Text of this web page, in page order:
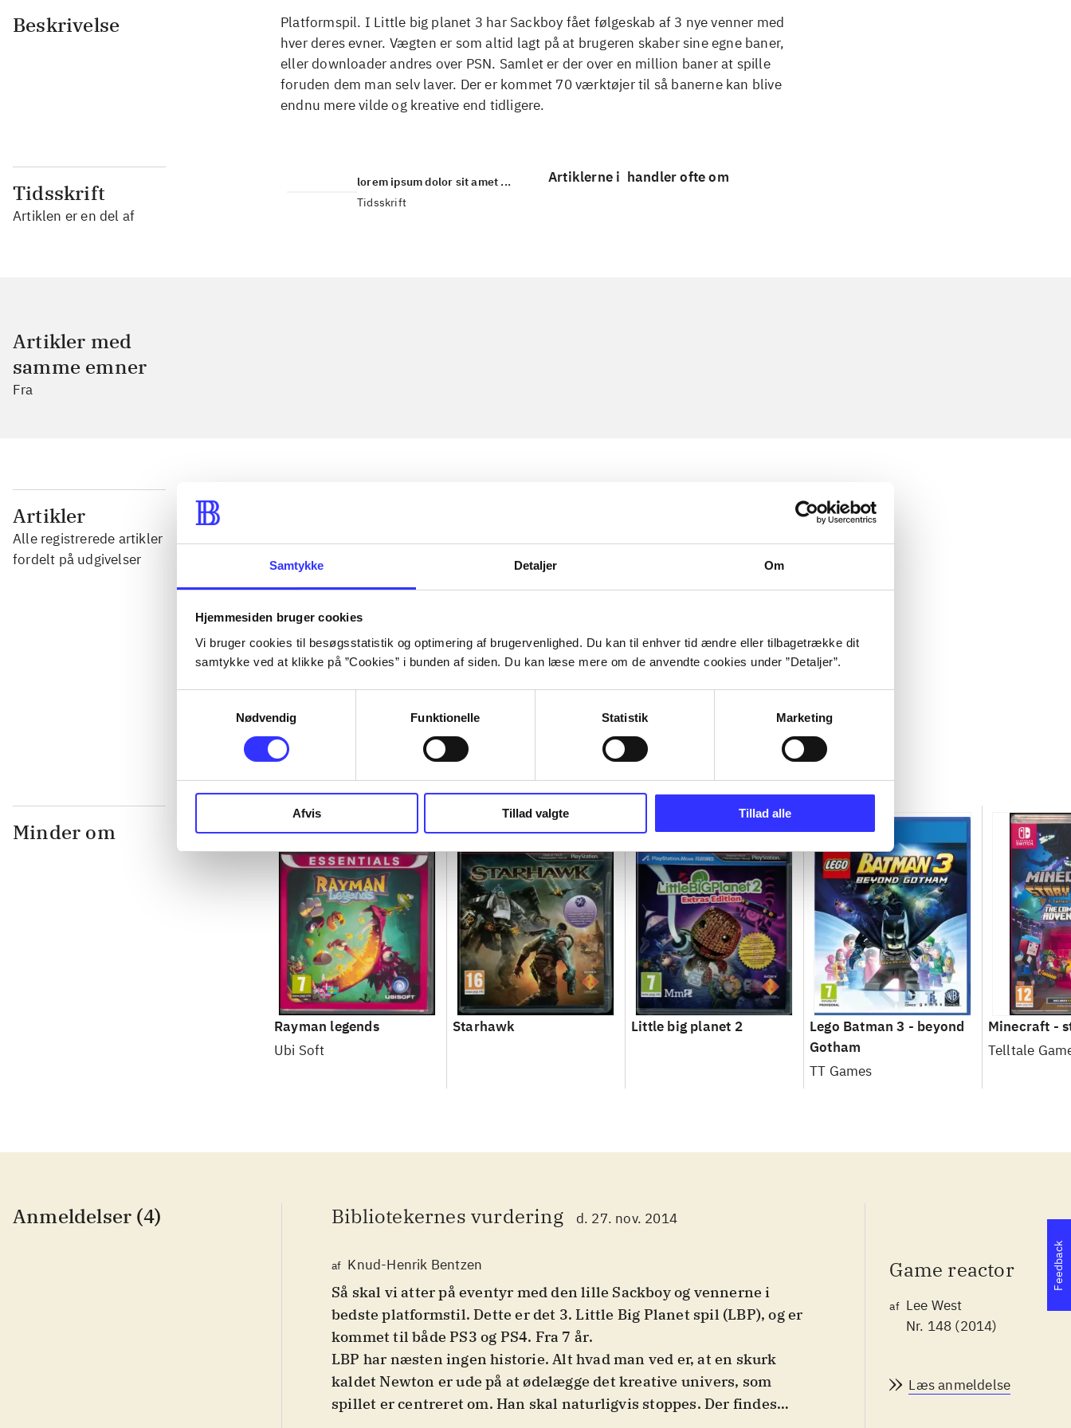
Samtykke Detaljer Om
Hjemmesiden bruger cookies
Vi bruger cookies til besøgsstatistik og optimering af brugervenlighed. Du kan til enhver tid ændre eller tilbagetrække dit
samtykke ved at klikke på ”Cookies” i bunden af siden. Du kan læse mere om de anvendte cookies under ”Detaljer”.
Nødvendig
Funktionelle Statistik Marketing
Afvis Tillad valgte Tillad alle
Beskrivelse
Platformspil. I Little big planet 3 har Sackboy fået følgeskab af 3 nye venner med
hver deres evner. Vægten er som altid lagt på at brugeren skaber sine egne baner,
eller downloader andres over PSN. Samlet er der over en million baner at spille
foruden dem man selv laver. Der er kommet 70 værktøjer til så banerne kan blive
endnu mere vilde og kreative end tidligere.
Tidsskrift
Artiklen er en del af
lorem ipsum dolor sit amet ...
Tidsskrift
Artiklerne i handler ofte om
Artikler med
samme emner
Fra
Artikler
Alle registrerede artikler
fordelt på udgivelser
...
...
Minder om
Rayman legends
Ubi Soft
Starhawk Little big planet 2
Lego Batman 3 - beyond
Gotham
TT Games
Minecraft -
Telltale
Anmeldelser (4) Bibliotekernes vurdering d. 27. nov. 2014
af Knud-Henrik Bentzen
Så skal vi atter på eventyr med den lille Sackboy og vennerne i
bedste platformstil. Dette er det 3. Little Big Planet spil (LBP), og er
kommet til både PS3 og PS4. Fra 7 år.
LBP har næsten ingen historie. Alt hvad man ved er, at en skurk
kaldet Newton er ude på at ødelægge det kreative univers, som
spillet er centreret om. Han skal naturligvis stoppes. Der findes
Game reactor
af Lee West
Nr. 148 (2014)
Læs anmeldelse
Feedback